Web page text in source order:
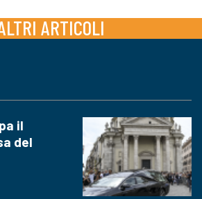
ARTICOLI
il
del